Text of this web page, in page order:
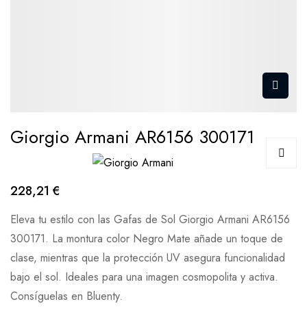
Giorgio Armani AR6156 300171
228,21 €
Eleva tu estilo con las Gafas de Sol Giorgio Armani AR6156
300171. La montura color Negro Mate añade un toque de
clase, mientras que la protección UV asegura funcionalidad
bajo el sol. Ideales para una imagen cosmopolita y activa.
Consíguelas en Bluenty.